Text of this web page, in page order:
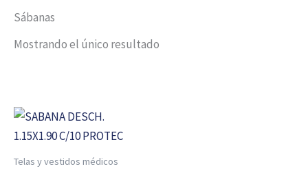
Sábanas
Mostrando el único resultado
Telas y vestidos médicos